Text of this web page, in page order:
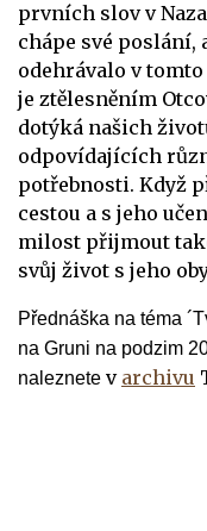
prvních slov v
chápe své poslání,
odehrávalo v
je ztělesněním
dotýká našich
odpovídajících
potřebnosti. Když
cestou a s jeho
milost přijmout
svůj život s jeho
Přednáška na téma
na Gruni na podzim
naleznete v archivu